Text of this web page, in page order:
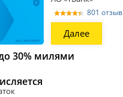
801 отзыв
Далее
30% милями